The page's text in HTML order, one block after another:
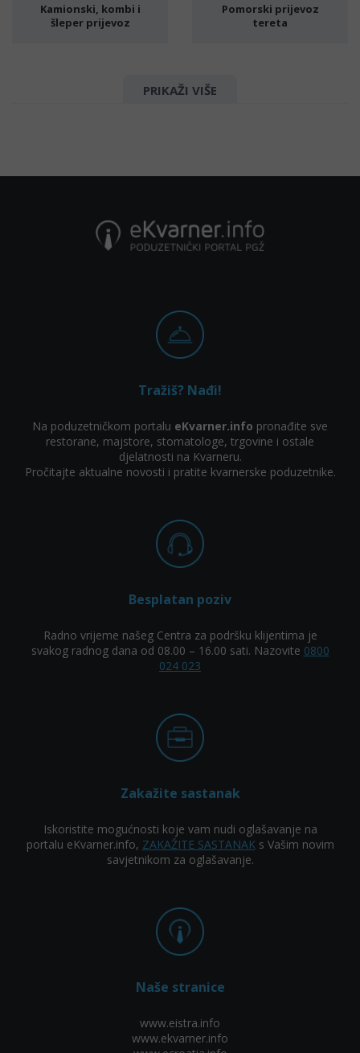
Kamionski, kombi i
šleper prijevoz
Pomorski prijevoz
tereta
PRIKAŽI VIŠE
Tražiš? Nađi!
Na poduzetničkom portalu eKvarner.info pronađite sve
restorane, majstore, stomatologe, trgovine i ostale
djelatnosti na Kvarneru.
Pročitajte aktualne novosti i pratite kvarnerske poduzetnike.
Besplatan poziv
Radno vrijeme našeg Centra za podršku klijentima je
svakog radnog dana od 08.00 – 16.00 sati. Nazovite 0800
024 023
Zakažite sastanak
Iskoristite mogućnosti koje vam nudi oglašavanje na
portalu eKvarner.info, ZAKAŽITE SASTANAKs Vašim novim
savjetnikom za oglašavanje.
Naše stranice
www.eistra.info
www.ekvarner.info